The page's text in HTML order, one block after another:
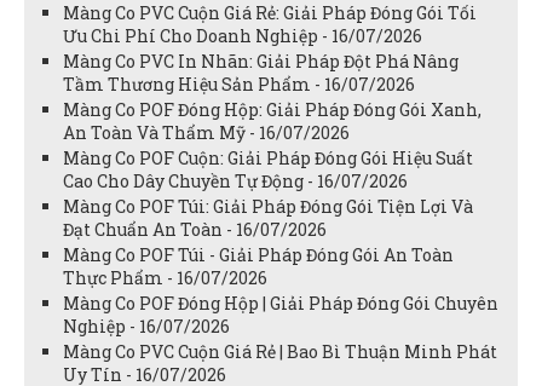
Màng Co PVC Cuộn Giá Rẻ: Giải Pháp Đóng Gói Tối
Ưu Chi Phí Cho Doanh Nghiệp - 16/07/2026
Màng Co PVC In Nhãn: Giải Pháp Đột Phá Nâng
Tầm Thương Hiệu Sản Phẩm - 16/07/2026
Màng Co POF Đóng Hộp: Giải Pháp Đóng Gói Xanh,
An Toàn Và Thẩm Mỹ - 16/07/2026
Màng Co POF Cuộn: Giải Pháp Đóng Gói Hiệu Suất
Cao Cho Dây Chuyền Tự Động - 16/07/2026
Màng Co POF Túi: Giải Pháp Đóng Gói Tiện Lợi Và
Đạt Chuẩn An Toàn - 16/07/2026
Màng Co POF Túi - Giải Pháp Đóng Gói An Toàn
Thực Phẩm - 16/07/2026
Màng Co POF Đóng Hộp | Giải Pháp Đóng Gói Chuyên
Nghiệp - 16/07/2026
Màng Co PVC Cuộn Giá Rẻ | Bao Bì Thuận Minh Phát
Uy Tín - 16/07/2026